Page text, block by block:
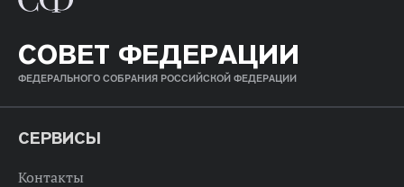
СОВЕТ ФЕДЕРАЦИИ
ФЕДЕРАЛЬНОГО СОБРАНИЯ РОССИЙСКОЙ ФЕДЕРАЦИИ
СЕРВИСЫ
Контакты